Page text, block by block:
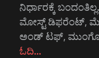
ನಿರ್ಧಾರಕ್ಕೆ
ಮೋಸ್ಟ್‌ ಡಿಫರೆಂಟ್‌,
ಅಂಡ್ ಟಫ್,
ಓದಿ…